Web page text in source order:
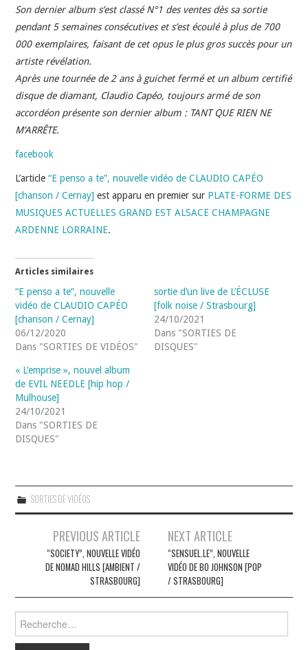
Son dernier album s’est classé N°1 des ventes dès sa sortie
pendant 5 semaines consécutives et s’est écoulé à plus de 700
000 exemplaires, faisant de cet opus le plus gros succès pour un
artiste révélation.
Après une tournée de 2 ans à guichet fermé et un album certifié
disque de diamant, Claudio Capéo, toujours armé de son
accordéon présente son dernier album : TANT QUE RIEN NE
M’ARRÊTE.
facebook
L’article“E penso a te”, nouvelle vidéo de CLAUDIO CAPÉO
[chanson / Cernay] est apparu en premier sur PLATE-FORME DES
MUSIQUES ACTUELLES GRAND EST ALSACE CHAMPAGNE
ARDENNE LORRAINE.
Articles similaires
“E penso a te”, nouvelle
vidéo de CLAUDIO CAPÉO
[chanson / Cernay]
06/12/2020
Dans "SORTIES DE VIDÉOS"
sortie d’un live de L’ÉCLUSE
[folk noise / Strasbourg]
24/10/2021
Dans "SORTIES DE
DISQUES"
« L’emprise », nouvel album
de EVIL NEEDLE [hip hop /
Mulhouse]
24/10/2021
Dans "SORTIES DE
DISQUES"
SORTIES DE VIDÉOS
Navigation
articles
PREVIOUS ARTICLE
“SOCIETY”, NOUVELLE VIDÉO
DE NOMAD HILLS [AMBIENT /
STRASBOURG]
NEXT ARTICLE
“SENSUEL.LE”, NOUVELLE
VIDÉO DE BO JOHNSON [POP
/ STRASBOURG]